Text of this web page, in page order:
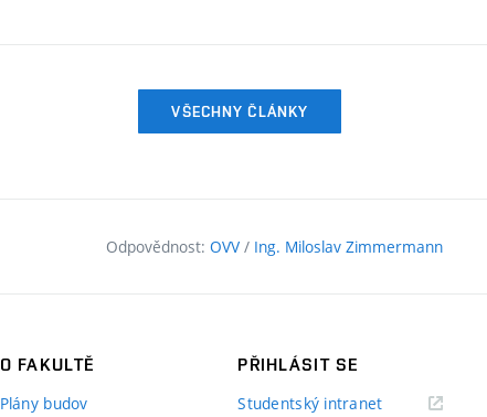
VŠECHNY ČLÁNKY
Odpovědnost: OVV / Ing. Miloslav Zimmermann
O FAKULTĚ
Plány budov
PŘIHLÁSIT SE
Studentský intranet(externí